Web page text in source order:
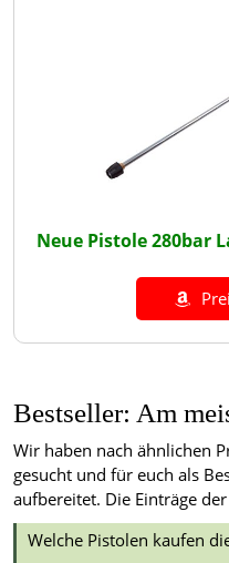
Neue Pistole 280bar
Bestseller: Am
Wir haben nach ähnlichen
gesucht und für euch als
aufbereitet. Die Einträge
Welche Pistolen kaufen